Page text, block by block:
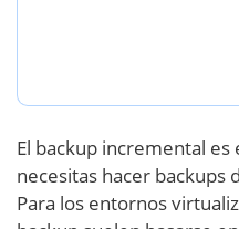
El backup incremental
necesitas hacer backups
Para los entornos